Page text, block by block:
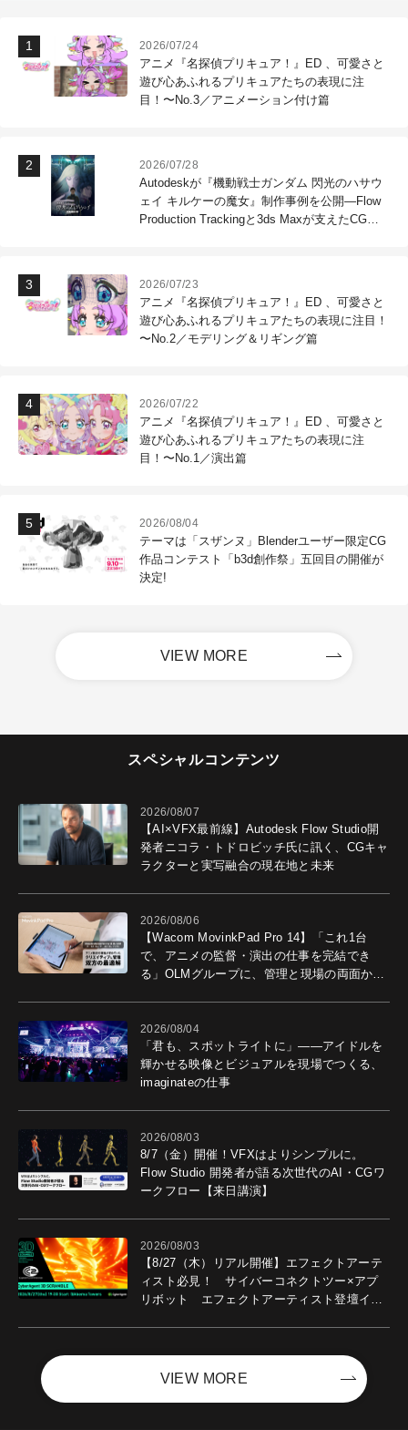
2026/07/24
アニメ『名探偵プリキュア！』ED 、可愛さと
遊び心あふれるプリキュアたちの表現に注
目！〜No.3／アニメーション付け篇
2026/07/28
Autodeskが『機動戦士ガンダム 閃光のハサウ
ェイ キルケーの魔女』制作事例を公開―Flow
Production Trackingと3ds Maxが支えたCG制
2026/07/23
アニメ『名探偵プリキュア！』ED 、可愛さと
遊び心あふれるプリキュアたちの表現に注目！
〜No.2／モデリング＆リギング篇
2026/07/22
アニメ『名探偵プリキュア！』ED 、可愛さと
遊び心あふれるプリキュアたちの表現に注
目！〜No.1／演出篇
2026/08/04
テーマは「スザンヌ」Blenderユーザー限定CG
作品コンテスト「b3d創作祭」五回目の開催が
決定!
VIEW MORE
スペシャルコンテンツ
2026/08/07
【AI×VFX最前線】Autodesk Flow Studio開
発者ニコラ・トドロビッチ氏に訊く、CGキャ
ラクターと実写融合の現在地と未来
2026/08/06
【Wacom MovinkPad Pro 14】「これ1台
で、アニメの監督・演出の仕事を完結でき
る」OLMグループに、管理と現場の両面から
2026/08/04
「君も、スポットライトに」――アイドルを
輝かせる映像とビジュアルを現場でつくる、
imaginateの仕事
2026/08/03
8/7（金）開催！VFXはよりシンプルに。
Flow Studio 開発者が語る次世代のAI・CGワ
ークフロー【来日講演】
2026/08/03
【8/27（木）リアル開催】エフェクトアーテ
ィスト必見！ サイバーコネクトツー×アプ
リボット エフェクトアーティスト登壇イベ
VIEW MORE